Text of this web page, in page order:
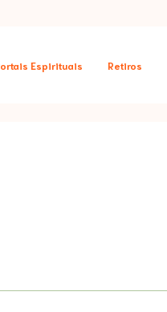
Espirituais Retiros
aulas ficam gravadas e são